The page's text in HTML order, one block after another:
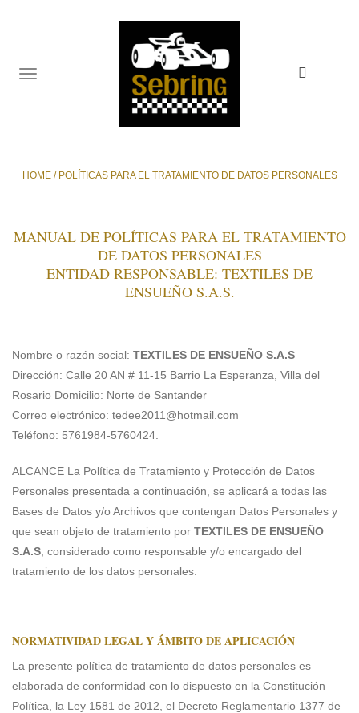
TOGGLE
NAVIGATION
HOME / POLÍTICAS PARA EL TRATAMIENTO DE DATOS PERSONALES
MANUAL DE POLÍTICAS PARA EL TRATAMIENTO
DE DATOS PERSONALES
ENTIDAD RESPONSABLE: TEXTILES DE
ENSUEÑO S.A.S.
Nombre o razón social: TEXTILES DE ENSUEÑO S.A.S
Dirección: Calle 20 AN # 11-15 Barrio La Esperanza, Villa del
Rosario Domicilio: Norte de Santander
Correo electrónico: tedee2011@hotmail.com
Teléfono: 5761984-5760424.
ALCANCE La Política de Tratamiento y Protección de Datos
Personales presentada a continuación, se aplicará a todas las
Bases de Datos y/o Archivos que contengan Datos Personales y
que sean objeto de tratamiento por TEXTILES DE ENSUEÑO
S.A.S , considerado como responsable y/o encargado del
tratamiento de los datos personales.
NORMATIVIDAD LEGAL Y ÁMBITO DE APLICACIÓN
La presente política de tratamiento de datos personales es
elaborada de conformidad con lo dispuesto en la Constitución
Política, la Ley 1581 de 2012, el Decreto Reglamentario 1377 de